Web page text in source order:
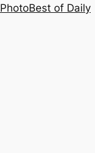
PhotoBest of Daily